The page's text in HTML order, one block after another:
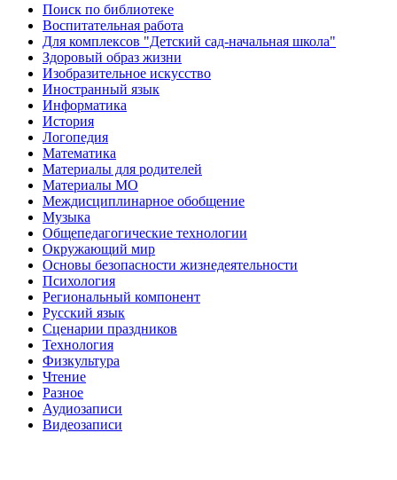
Поиск по библиотеке
Воспитательная работа
Для комплексов "Детский сад-начальная школа"
Здоровый образ жизни
Изобразительное искусство
Иностранный язык
Информатика
История
Логопедия
Математика
Материалы для родителей
Материалы МО
Междисциплинарное обобщение
Музыка
Общепедагогические технологии
Окружающий мир
Основы безопасности жизнедеятельности
Психология
Региональный компонент
Русский язык
Сценарии праздников
Технология
Физкультура
Чтение
Разное
Аудиозаписи
Видеозаписи